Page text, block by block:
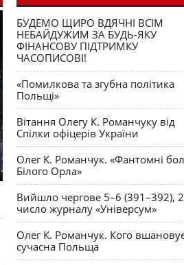
БУДЕМО ЩИРО ВДЯЧНІ ВСІМ
НЕБАЙДУЖИМ ЗА БУДЬ-ЯКУ
ФІНАНСОВУ ПІДТРИМКУ
ЧАСОПИСОВІ!
«Помилкова та згубна політика
Польщі»
Вітання Олегу К. Романчуку від
Спілки офіцерів України
Олег К. Романчук. «Фантомні
Білого Орла»
Вийшло чергове 5–6 (391–392),
число журналу «Універсум»
Олег К. Романчук. Кого
сучасна Польща